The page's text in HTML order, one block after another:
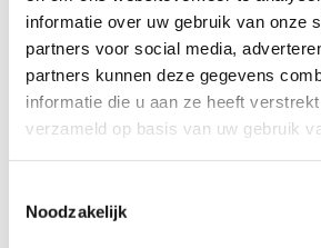
informatie over uw gebruik van onze
partners voor social media,
partners kunnen deze gegevens
informatie die u aan ze heeft
verzameld op basis van uw gebruik
Noodzakelijk